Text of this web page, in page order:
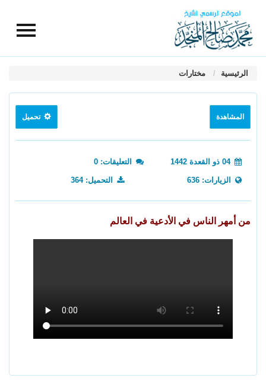
الرئيسية مختارات
المشاهدة تحميل
04 ذو القعدة 1442 التعليقات: 0
الزيارات: 636 التحميل: 364
من أمهر الناس في الأدعية في العالم